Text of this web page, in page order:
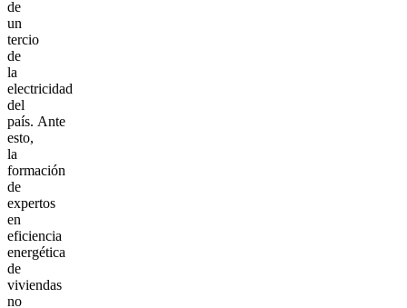
de
un
tercio
de
la
electricidad
del
país. Ante
esto,
la
formación
de
expertos
en
eficiencia
energética
de
viviendas
no